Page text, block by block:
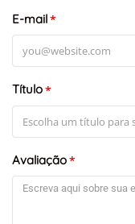
E-mail*
Título*
Avaliação*